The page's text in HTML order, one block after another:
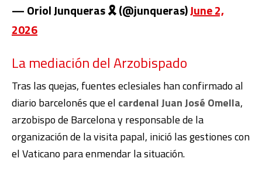
— Oriol Junqueras 🎗️ (@junqueras)June 2,
2026
La mediación del Arzobispado
Tras las quejas, fuentes eclesiales han confirmado al
diario barcelonés que el cardenal Juan José Omella,
arzobispo de Barcelona y responsable de la
organización de la visita papal, inició las gestiones con
el Vaticano para enmendar la situación.